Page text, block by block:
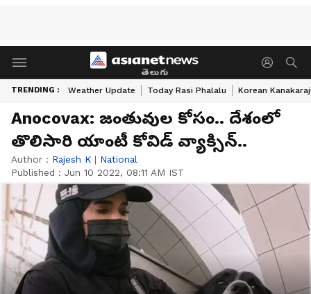
తెలుగు
TRENDING : Weather Update Today Rasi Phalalu Korean
Anocovax: జంతువుల కోసం.. దేశంలో
తొలిసారి యాంటీ కోవిడ్ వ్యాక్సిన్..
Author : Rajesh K | National
Published : Jun 10 2022, 08:11 AM IST